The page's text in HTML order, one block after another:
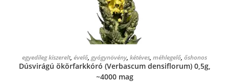
KOSÁRBA TESZEM
egyedileg kiszerelt, évelő, gyógynövény, kétéves, méhlegelő, őshonos
Dúsvirágú ökörfarkkóró (Verbascum densiflorum) 0,5g,
~4000 mag